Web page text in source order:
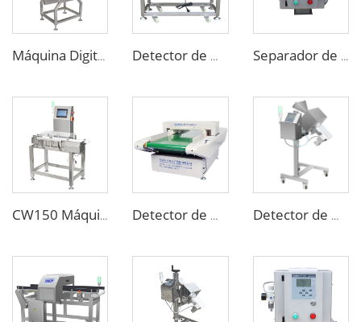
Máquina Digital de Raios-X para Inspeção de Embalagens de Alimentos, Sacos, Garrafas e Potes Detector de Metal para Tubulação Personalizado para Alimentos Líquidos em Pasta ou Molho Separador de Metais de Garganta para Máquina de Injeção de Moldagem Plástica
CW150 Máquina Classificadora de Peso Dinâmico Online para Indústria Alimentícia Detector de Metal de Agulhas para Roupas em Lingeries, Meias e Calçados Embalados Detector de Metal para Medicamentos Farmacêuticos em Comprimidos, Cápsulas e Pílulas